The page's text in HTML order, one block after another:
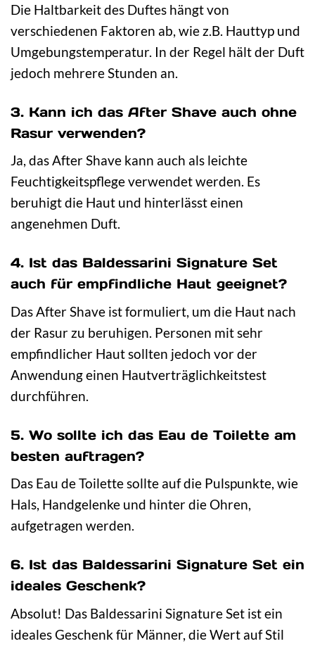
Die Haltbarkeit des Duftes hängt von
verschiedenen Faktoren ab, wie z.B. Hauttyp und
Umgebungstemperatur. In der Regel hält der Duft
jedoch mehrere Stunden an.
3. Kann ich das After Shave auch ohne
Rasur verwenden?
Ja, das After Shave kann auch als leichte
Feuchtigkeitspflege verwendet werden. Es
beruhigt die Haut und hinterlässt einen
angenehmen Duft.
4. Ist das Baldessarini Signature Set
auch für empfindliche Haut geeignet?
Das After Shave ist formuliert, um die Haut nach
der Rasur zu beruhigen. Personen mit sehr
empfindlicher Haut sollten jedoch vor der
Anwendung einen Hautverträglichkeitstest
durchführen.
5. Wo sollte ich das Eau de Toilette am
besten auftragen?
Das Eau de Toilette sollte auf die Pulspunkte, wie
Hals, Handgelenke und hinter die Ohren,
aufgetragen werden.
6. Ist das Baldessarini Signature Set ein
ideales Geschenk?
Absolut! Das Baldessarini Signature Set ist ein
ideales Geschenk für Männer, die Wert auf Stil